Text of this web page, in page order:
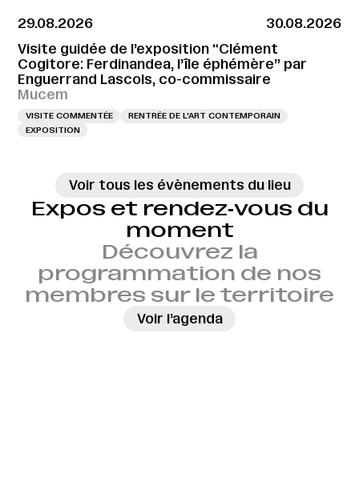
29.08.2026
30.08.2026
Visite guidée de l’exposition “Clément
Cogitore: Ferdinandea, l’île éphémère” par
Enguerrand Lascols, co-commissaire
Mucem
VISITE COMMENTÉE
RENTRÉE DE L'ART CONTEMPORAIN
EXPOSITION
Voir tous les évènements du lieu
Expos et rendez‑vous du
moment
Découvrez la
programmation de nos
membres sur le territoire
Voir l’agenda